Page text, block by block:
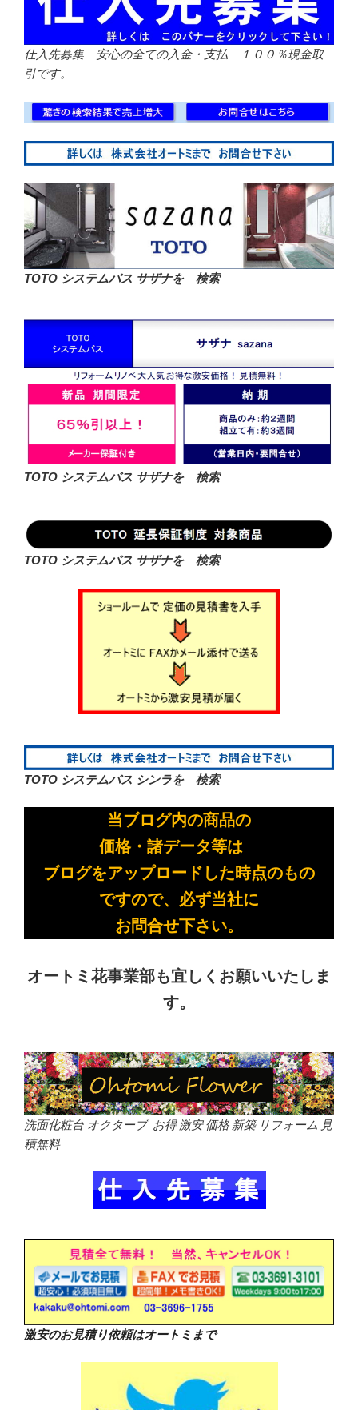
仕入先募集 安心の全ての入金・支払 １００％現金取
引です。
TOTO システムバス サザナを 検索
TOTO システムバス サザナを 検索
TOTO システムバス サザナを 検索
TOTO システムバス シンラを 検索
当ブログ内の商品の
価格・諸データ等は
ブログをアップロードした時点のもの
ですので、必ず当社に
お問合せ下さい。
オートミ花事業部も宜しくお願いいたしま
す。
洗面化粧台 オクターブ お得 激安 価格 新築 リフォーム 見
積無料
激安のお見積り依頼はオートミまで